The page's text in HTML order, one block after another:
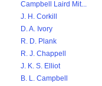
Campbell Laird Mit...
J. H. Corkill
D. A. Ivory
R. D. Plank
R. J. Chappell
J. K. S. Elliot
B. L. Campbell